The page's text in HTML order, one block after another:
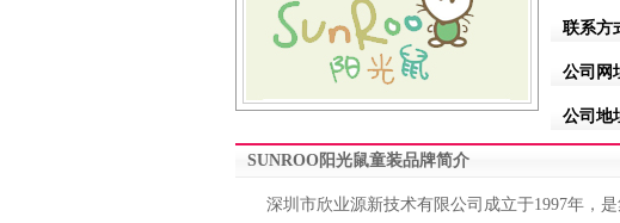
联系方
公司网
公司地
SUNROO阳光鼠童装品牌简介
深圳市欣业源新技术有限公司成立于1997年，